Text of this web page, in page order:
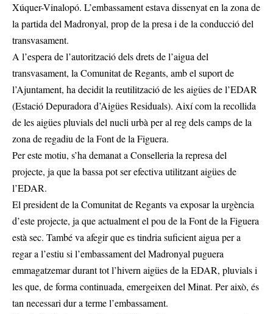
Xúquer-Vinalopó. L’embassament estava dissenyat en la zona de
la partida del Madronyal, prop de la presa i de la conducció del
transvasament.
A l’espera de l’autorització dels drets de l’aigua del
transvasament, la Comunitat de Regants, amb el suport de
l’Ajuntament, ha decidit la reutilització de les aigües de l’EDAR
(Estació Depuradora d’Aigües Residuals). Així com la recollida
de les aigües pluvials del nucli urbà per al reg dels camps de la
zona de regadiu de la Font de la Figuera.
Per este motiu, s’ha demanat a Conselleria la represa del
projecte, ja que la bassa pot ser efectiva utilitzant aigües de
l’EDAR.
El president de la Comunitat de Regants va exposar la urgència
d’este projecte, ja que actualment el pou de la Font de la Figuera
està sec. També va afegir que es tindria suficient aigua per a
regar a l’estiu si l’embassament del Madronyal puguera
emmagatzemar durant tot l’hivern aigües de la EDAR, pluvials i
les que, de forma continuada, emergeixen del Minat. Per això, és
tan necessari dur a terme l’embassament.